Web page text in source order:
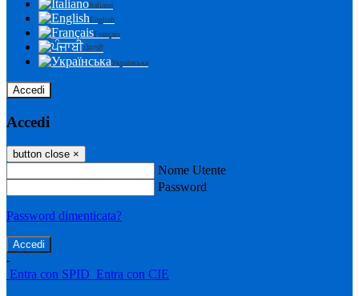
Italiano
English
Français
ਪੰਜਾਬੀ
Українська
Accedi
Accedi
button close ×
Nome Utente
Password
Password dimenticata?
-
Entra con SPID Entra con CIE